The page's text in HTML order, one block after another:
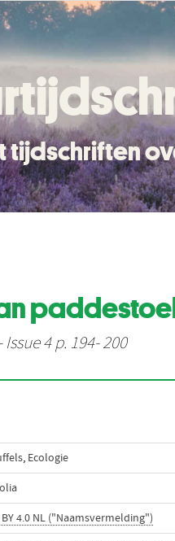
tijdschriften
4 p. 194- 200
, Ecologie
BY 4.0 NL ("Naamsvermelding")